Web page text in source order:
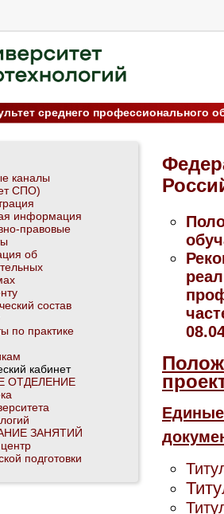
среднего профессионального
каналы
СПО)
информация
правовые
об
состав
по практике
кабинет
ОТДЕЛЕНИЕ
ЗАНЯТИЙ
подготовки